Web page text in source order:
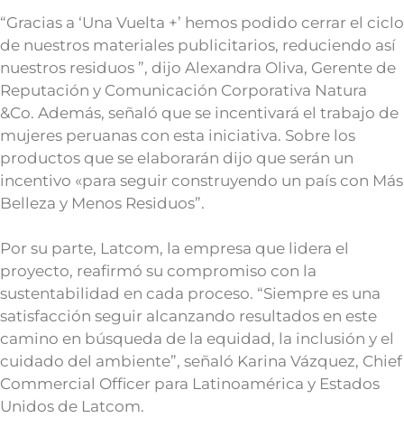
“Gracias a ‘Una Vuelta +’ hemos podido cerrar el ciclo
de nuestros materiales publicitarios, reduciendo así
nuestros residuos ”, dijo Alexandra Oliva, Gerente de
Reputación y Comunicación Corporativa Natura
&Co. Además, señaló que se incentivará el trabajo de
mujeres peruanas con esta iniciativa. Sobre los
productos que se elaborarán dijo que serán un
incentivo «para seguir construyendo un país con Más
Belleza y Menos Residuos”.
Por su parte, Latcom, la empresa que lidera el
proyecto, reafirmó su compromiso con la
sustentabilidad en cada proceso. “Siempre es una
satisfacción seguir alcanzando resultados en este
camino en búsqueda de la equidad, la inclusión y el
cuidado del ambiente”, señaló Karina Vázquez, Chief
Commercial Officer para Latinoamérica y Estados
Unidos de Latcom.